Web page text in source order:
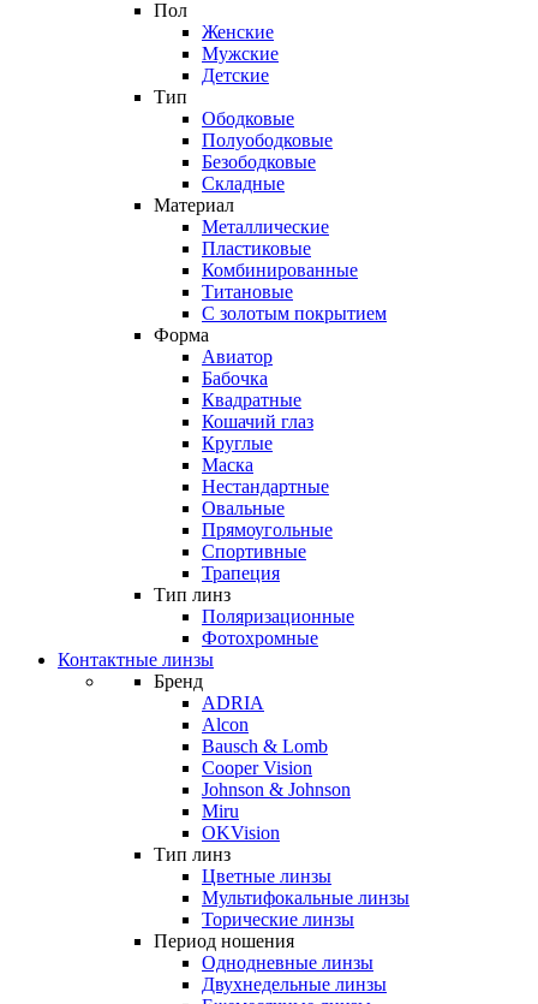
Пол
Женские
Мужские
Детские
Тип
Ободковые
Полуободковые
Безободковые
Складные
Материал
Металлические
Пластиковые
Комбинированные
Титановые
С золотым покрытием
Форма
Авиатор
Бабочка
Квадратные
Кошачий глаз
Круглые
Маска
Нестандартные
Овальные
Прямоугольные
Спортивные
Трапеция
Тип линз
Поляризационные
Фотохромные
Контактные линзы
Бренд
ADRIA
Alcon
Bausch & Lomb
Cooper Vision
Johnson & Johnson
Miru
OKVision
Тип линз
Цветные линзы
Мультифокальные линзы
Торические линзы
Период ношения
Однодневные линзы
Двухнедельные линзы